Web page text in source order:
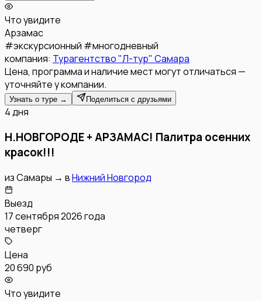
Что увидите
Арзамас
#экскурсионный #многодневный
компания: Турагентство "Л-тур" Самара
Цена, программа и наличие мест могут отличаться —
уточняйте у компании.
Узнать о туре → Поделиться с друзьями
4 дня
Н.НОВГОРОДЕ + АРЗАМАС! Палитра осенних
красок!!!
изСамары → вНижний Новгород
Выезд
17 сентября 2026 года
четверг
Цена
20 690 руб
Что увидите